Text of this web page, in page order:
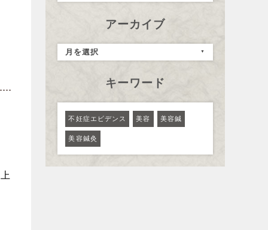
アーカイブ
月を選択
キーワード
不妊症エビデンス 美容 美容鍼
美容鍼灸